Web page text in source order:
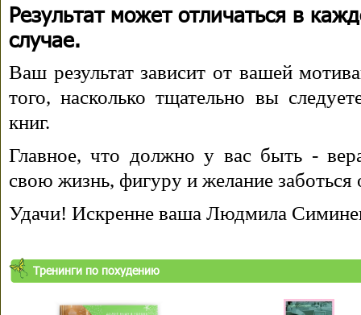
Результат может отличаться в
случае.
Ваш результат зависит от вашей
того, насколько тщательно вы
книг.
Главное, что должно у вас быть -
свою жизнь, фигуру и желание заботься
Удачи! Искренне ваша Людмила
Тренинги по похудению